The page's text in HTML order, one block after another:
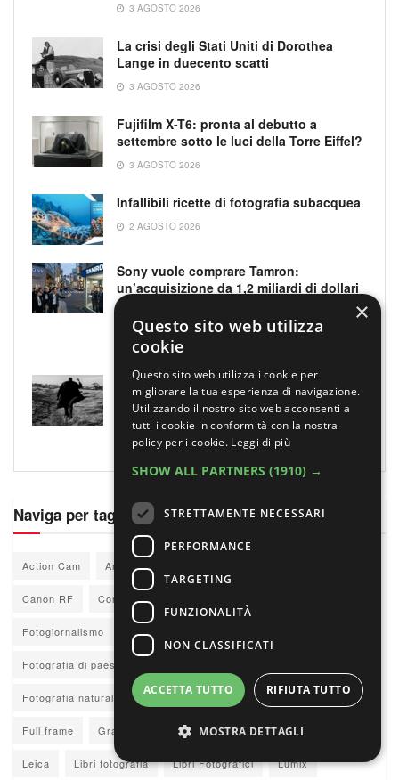
3 AGOSTO 2026
La crisi degli Stati Uniti di Dorothea
Lange in duecento scatti
3 AGOSTO 2026
Fujifilm X-T6: pronta al debutto a
settembre sotto le luci della Torre Eiffel?
3 AGOSTO 2026
Infallibili ricette di fotografia subacquea
2 AGOSTO 2026
Sony vuole comprare Tamron:
un’acquisizione da 1,2 miliardi di dollari
che potrebbe cambiare il mercato delle
ottiche
1 AGOSTO 2026
Alex Zoboli: “La mia Inghilterra dopo la
Brexit”
1 AGOSTO 2026
Naviga per tag
Action Cam Amazon
Canon RF Concorsi fotografia
Fotogiornalismo Fotografia analogica
Fotografia di paesaggio
Fotografia naturalistica Fotoreportage Fujifilm Fujifilm X
Full frame Grandi autori Insta360 L-Mount
Leica Libri fotografia Libri Fotografici Lumix
×
Questo sito web utilizza
cookie
Questo sito web utilizza i cookie per
migliorare la tua esperienza di navigazione.
Utilizzando il nostro sito web acconsenti a
tutti i cookie in conformità con la nostra
policy per i cookie. Leggi di più
SHOW ALL PARTNERS (1910) →
STRETTAMENTE NECESSARI
PERFORMANCE
TARGETING
FUNZIONALITÀ
NON CLASSIFICATI
ACCETTA TUTTO RIFIUTA TUTTO
MOSTRA DETTAGLI